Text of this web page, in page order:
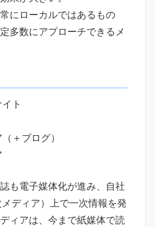
にローカルではあるもの
多数にアプローチできるメ
ト
＋ブログ）
も電子媒体化が進み、自社
ディア）上で一次情報を発
ィアは、今まで紙媒体で読